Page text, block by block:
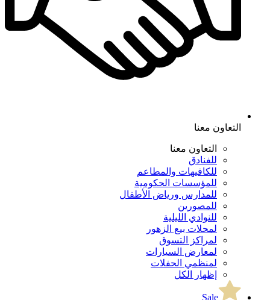
التعاون معنا
التعاون معنا
للفنادق
للكافيهات والمطاعم
للمؤسسات الحكومية
للمدارس ورياض الأطفال
للمصورين
للنوادي الليلية
لمحلات بيع الزهور
لمراكز التسوق
لمعارض السيارات
لمنظمي الحفلات
إظهار الكل
Sale